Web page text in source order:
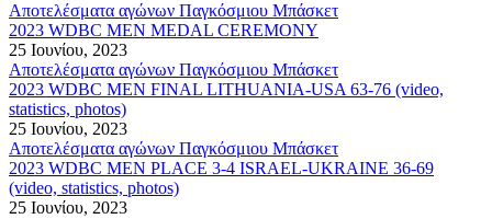
Αποτελέσματα αγώνων Παγκόσμιου Μπάσκετ
2023 WDBC MEN MEDAL CEREMONY
25 Ιουνίου, 2023
Αποτελέσματα αγώνων Παγκόσμιου Μπάσκετ
2023 WDBC MEN FINAL LITHUANIA-USA 63-76 (video,
statistics, photos)
25 Ιουνίου, 2023
Αποτελέσματα αγώνων Παγκόσμιου Μπάσκετ
2023 WDBC MEN PLACE 3-4 ISRAEL-UKRAINE 36-69
(video, statistics, photos)
25 Ιουνίου, 2023